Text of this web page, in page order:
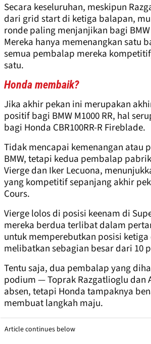
Secara keseluruhan, meskipun
dari grid start di ketiga balapan,
ronde paling menjanjikan bagi
Mereka hanya memenangkan satu
semua pembalap mereka
satu.
Honda membaik?
Jika akhir pekan ini merupakan
positif bagi BMW M1000 RR, hal
bagi Honda CBR100RR-R Fireblade.
Tidak mencapai kemenangan atau
BMW, tetapi kedua pembalap
Vierge dan Iker Lecuona,
yang kompetitif sepanjang akhir
Cours.
Vierge lolos di posisi keenam di
mereka berdua terlibat dalam
untuk memperebutkan posisi ketiga
melibatkan sebagian besar dari 10
Tentu saja, dua pembalap yang
podium — Toprak Razgatlioglu dan
absen, tetapi Honda tampaknya
membuat langkah maju.
Article continues below